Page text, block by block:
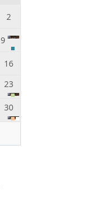
2
9
16
23
30